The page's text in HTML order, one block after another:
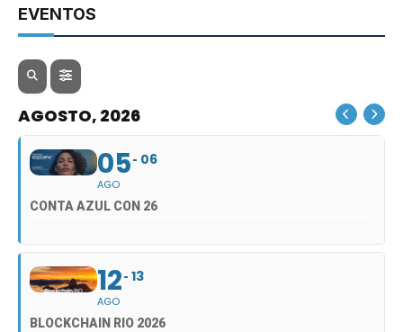
EVENTOS
AGOSTO, 2026
05
AGO
06
CONTA AZUL CON 26
12
AGO
13
BLOCKCHAIN RIO 2026